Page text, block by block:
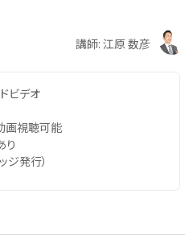
講師: 江原 数彦
ビデオ
画視聴可能
り
ジ発行）